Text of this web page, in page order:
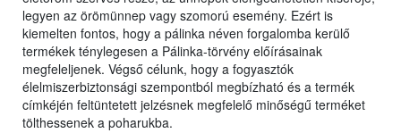
legyen az örömünnep vagy szomorú esemény. Ezért is
kiemelten fontos, hogy a pálinka néven forgalomba kerülő
termékek ténylegesen a Pálinka-törvény előírásainak
megfeleljenek. Végső célunk, hogy a fogyasztók
élelmiszerbiztonsági szempontból megbízható és a termék
címkéjén feltüntetett jelzésnek megfelelő minőségű terméket
tölthessenek a poharukba.